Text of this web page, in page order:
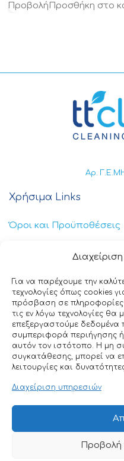
Για να παρέχουμε την
τεχνολογίες όπως cookies
πρόσβαση σε
τις εν λόγω τεχνολογίες θα
επεξεργαστούμε
συμπεριφορά περιήγησης
αυτόν τον ιστότοπο. Η μη
συγκατάθεσης, μπορεί να
λειτουργίες και
Διαχείριση υπηρεσιών
Προβολή
Προβολή Προσθήκη στο
Αρ.
Χρήσιμα Links
Όροι και Προϋποθέσεις
Πολιτική Απορρήτου
Πολιτική Cookies
Επικοινωνία
+30 211 404 0235
info@ttclean.gr
© 2025 TT Clean All